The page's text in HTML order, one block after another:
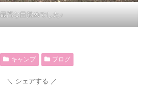
最高な目覚めでした♪
キャンプ ブログ
シェアする